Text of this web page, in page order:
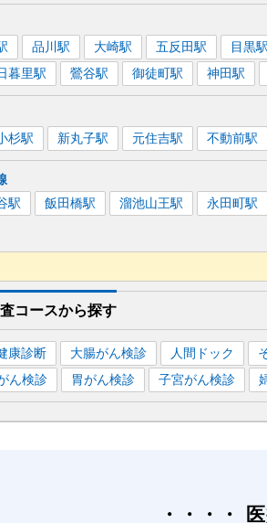
品川 駅 大崎駅 五反田駅 目黒駅
暮里駅 鶯谷駅 御徒町駅 神田駅
杉駅 新丸子駅 元住吉駅 不動前駅
駅 飯田橋駅 溜池山王駅 永田町駅
大手町駅 神保町駅 白金高輪駅
コースから探す
康診断 大腸がん検診 人間ドック
ん検診
胃がん検診 子宮がん検診